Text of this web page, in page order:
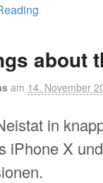
about
am 14. November
in
iPhone X